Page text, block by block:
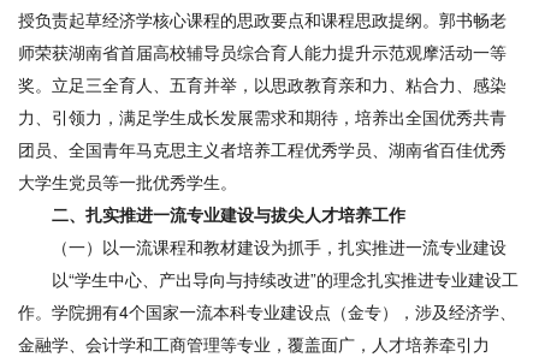
授负责起草经济学核心课程的思政要点和课程思政提纲。郭书畅老
师荣获湖南省首届高校辅导员综合育人能力提升示范观摩活动一等
奖。立足三全育人、五育并举，以思政教育亲和力、粘合力、感染
力、引领力，满足学生成长发展需求和期待，培养出全国优秀共青
团员、全国青年马克思主义者培养工程优秀学员、湖南省百佳优秀
大学生党员等一批优秀学生。
二、 扎实推进一流专业建设与拔尖人才培养工作
（一）以一流课程和教材建设为抓手，扎实推进一流专业建设
以“学生中心、产出导向与持续改进”的理念扎实推进专业建设工
作。学院拥有4个国家一流本科专业建设点（金专），涉及经济学、
金融学、会计学和工商管理等专业，覆盖面广，人才培养牵引力